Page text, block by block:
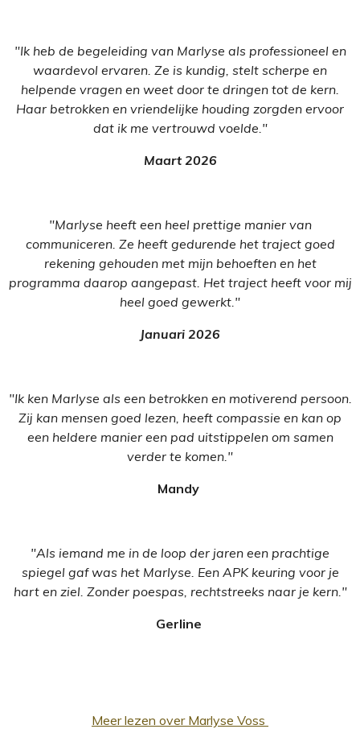
"Ik heb de begeleiding van Marlyse als professioneel en
waardevol ervaren. Ze is kundig, stelt scherpe en
helpende vragen en weet door te dringen tot de kern.
Haar betrokken en vriendelijke houding zorgden ervoor
dat ik me vertrouwd voelde."
Maart 2026
"Marlyse heeft een heel prettige manier van
communiceren. Ze heeft gedurende het traject goed
rekening gehouden met mijn behoeften en het
programma daarop aangepast. Het traject heeft voor mij
heel goed gewerkt."
Januari 2026
"Ik ken Marlyse als een betrokken en motiverend persoon.
Zij kan mensen goed lezen, heeft compassie en kan op
een heldere manier een pad uitstippelen om samen
verder te komen."
Mandy
"Als iemand me in de loop der jaren een prachtige
spiegel gaf was het Marlyse. Een APK keuring voor je
hart en ziel. Zonder poespas, rechtstreeks naar je kern."
Gerline
Meer lezen over Marlyse Voss